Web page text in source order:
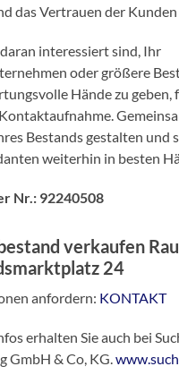
das Vertrauen der
interessiert sind, Ihr
oder größere
Hände zu geben,
Bestands gestalten und
weiterhin in besten
Nr.: 92240508
verkaufen
24
anfordern: KONTAKT
erhalten Sie auch bei
GmbH & Co, KG.